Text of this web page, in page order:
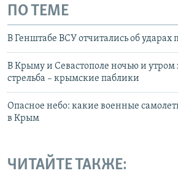
ПО ТЕМЕ
В Генштабе ВСУ отчитались об ударах
В Крыму и Севастополе ночью и утром
стрельба – крымские паблики
Опасное небо: какие военные
в Крым
ЧИТАЙТЕ ТАКЖЕ: